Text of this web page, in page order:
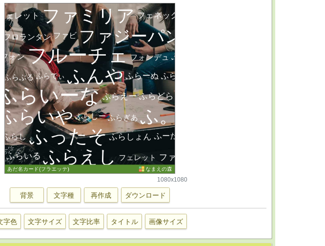
1080x1080
背景 文字種 再作成 ダウンロード
字色 文字サイズ 文字比率 タイトル 画像サイズ